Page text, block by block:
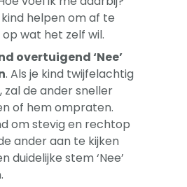
helpen om af te
wat het zelf wil.
overtuigend ‘Nee’
. Als je kind twijfelachtig
zal de ander sneller
of hem ompraten.
om stevig en rechtop
ander aan te kijken
duidelijke stem ‘Nee’